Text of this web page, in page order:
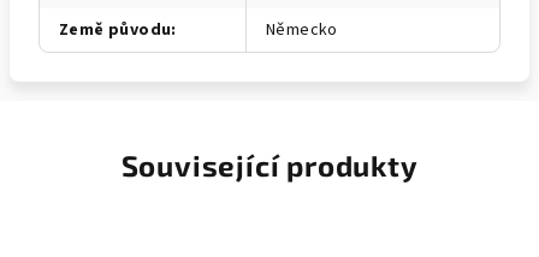
Země původu: Německo
Související produkty